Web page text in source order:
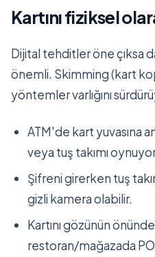
Kartını fiziksel
Dijital tehditler öne çıksa
önemli. Skimming (kart
yöntemler varlığını
ATM'de kart yuvasına
veya tuş takımı
Şifreni girerken tuş
gizli kamera olabilir.
Kartını gözünün
restoran/mağazada